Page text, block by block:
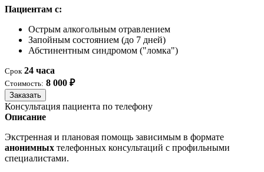
Пациентам с:
Острым алкогольным отравлением
Запойным состоянием (до 7 дней)
Абстинентным синдромом ("ломка")
Срок 24 часа
Стоимость: 8 000 ₽
Заказать
Консультация пациента по телефону
Описание
Экстренная и плановая помощь зависимым в формате
анонимных телефонных консультаций с профильными
специалистами.